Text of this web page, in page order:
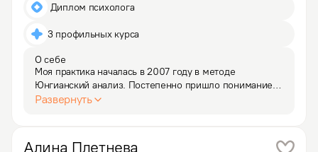
Диплом психолога
3 профильных курса
О себе
Моя практика началась в 2007 году в методе
Юнгианский анализ. Постепенно пришло понимание,
что нужно расширять границы классического
Развернуть
Алина Плетнева